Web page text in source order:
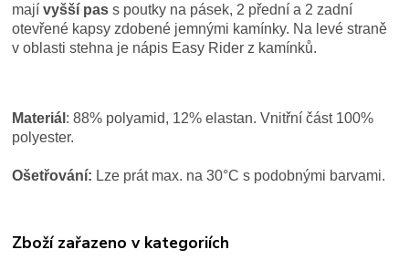
majívyšší pas s poutky na pásek, 2 přední a 2 zadní
otevřené kapsy zdobené jemnými kamínky. Na levé straně
v oblasti stehna je nápis Easy Rider z kamínků.
Materiál : 88% polyamid, 12% elastan. Vnitřní část 100%
polyester.
Ošetřování: Lze prát max. na 30°C s podobnými barvami.
Zboží zařazeno v kategoriích